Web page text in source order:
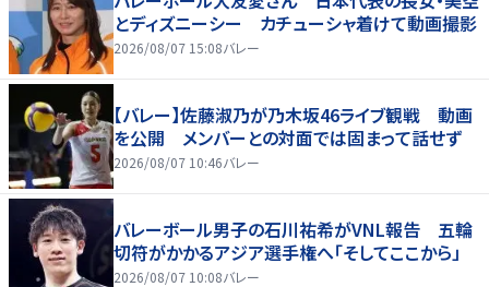
とディズニーシー カチューシャ着けて動画撮影
2026/08/07 15:08バレー
【バレー】佐藤淑乃が乃木坂46ライブ観戦 動画
を公開 メンバーとの対面では固まって話せず
2026/08/07 10:46バレー
バレーボール男子の石川祐希がVNL報告 五輪
切符がかかるアジア選手権へ「そしてここから」
2026/08/07 10:08バレー